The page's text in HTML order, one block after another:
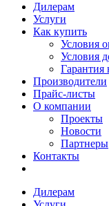
Дилерам
Услуги
Как купить
Условия
Условия
Гарантия
Производители
Прайс-листы
О компании
Проекты
Новости
Партнеры
Контакты
Дилерам